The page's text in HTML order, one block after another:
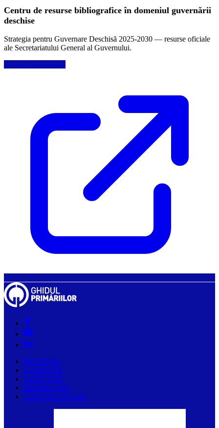
Centru de resurse bibliografice în domeniul guvernării
deschise
Strategia pentru Guvernare Deschisă 2025-2030 — resurse oficiale
ale Secretariatului General al Guvernului.
Accesează resursele
PRIMĂRII
COMPANII
ARTICOLE
DESPRE NOI
CONTACTAȚI-NE